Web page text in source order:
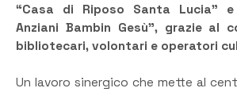
“Casa di Riposo Santa Lucia” e
Anziani Bambin Gesù”, grazie al
bibliotecari, volontari e operatori
Un lavoro sinergico che mette al